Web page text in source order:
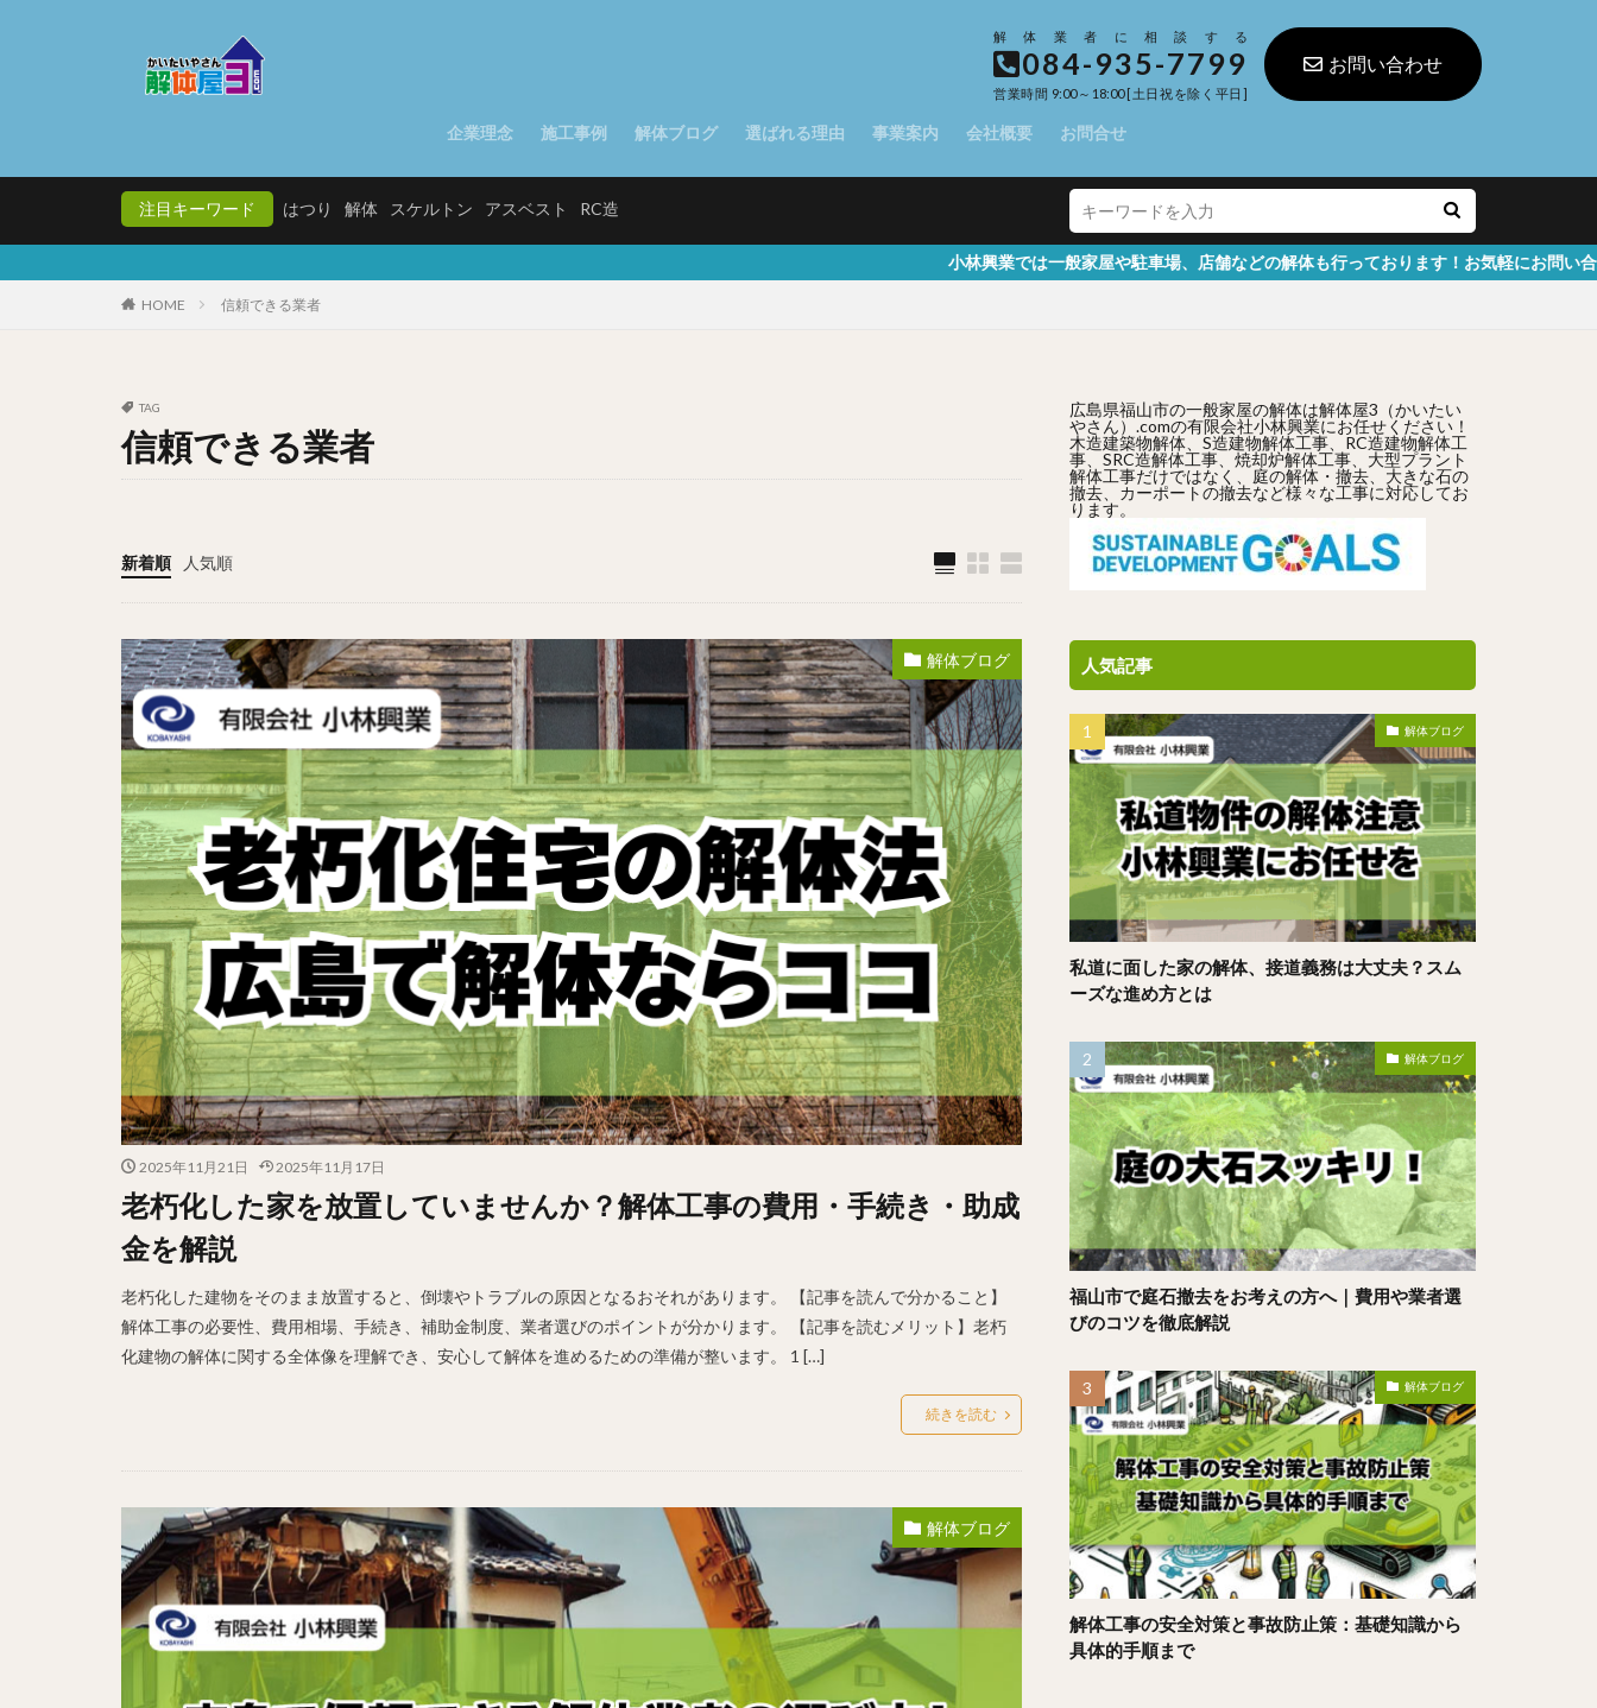
解体業者に相談する
084-935-7799
営業時間 9:00～18:00 [土日祝を除く平日]
お問い合わせ
企業理念 施工事例 解体ブログ 選ばれる理由 事業案内 会社概要 お問合せ
注目キーワード はつり 解体 スケルトン アスベスト RC造
小林興業では一般家屋や駐車場、店舗などの解体も行っております！お気軽にお問い合わせください
HOME 信頼できる業者
TAG
信頼できる業者
新着順 人気順
解体ブログ
2025年11月21日 2025年11月17日
老朽化した家を放置していませんか？解体工事の費用・手続き・助成
金を解説
老朽化した建物をそのまま放置すると、倒壊やトラブルの原因となるおそれがあります。 【記事を読んで分かること】
解体工事の必要性、費用相場、手続き、補助金制度、業者選びのポイントが分かります。 【記事を読むメリット】老朽
化建物の解体に関する全体像を理解でき、安心して解体を進めるための準備が整います。 1 […]
続きを読む
解体ブログ
広島県福山市の一般家屋の解体は解体屋3（かいたい
やさん）.comの有限会社小林興業にお任せください！
木造建築物解体、S造建物解体工事、RC造建物解体工
事、SRC造解体工事、焼却炉解体工事、大型プラント
解体工事だけではなく、庭の解体・撤去、大きな石の
撤去、カーポートの撤去など様々な工事に対応してお
ります。
人気記事
解体ブログ
私道に面した家の解体、接道義務は大丈夫？スム
ーズな進め方とは
解体ブログ
福山市で庭石撤去をお考えの方へ｜費用や業者選
びのコツを徹底解説
解体ブログ
解体工事の安全対策と事故防止策：基礎知識から
具体的手順まで